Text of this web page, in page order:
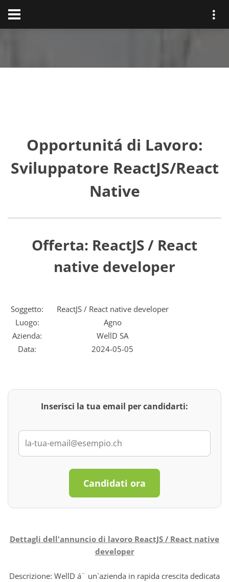
Opportunitá di Lavoro:
Sviluppatore ReactJS/React
Native
Offerta: ReactJS / React
native developer
Soggetto:
ReactJS / React native developer
Luogo:
Agno
Azienda:
WellD SA
Data:
2024-05-05
Inserisci la tua email per candidarti:
Candidati ora
Dettagli dell'annuncio di lavoro ReactJS / React native
developer
Descrizione: WellD á¨ un`azienda in rapida crescita dedicata